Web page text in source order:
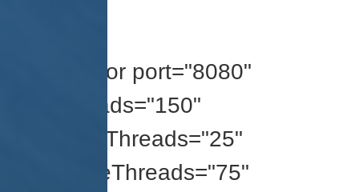
<Connector port="8080"
maxThreads="150"
minSpareThreads="25"
maxSpareThreads="75"